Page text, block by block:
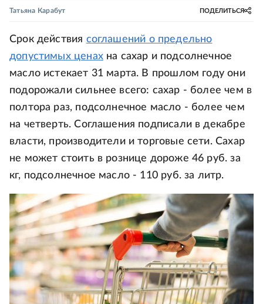
Татьяна Карабут ПОДЕЛИТЬСЯ
Срок действия соглашений о предельно
допустимых ценахна сахар и подсолнечное
масло истекает 31 марта. В прошлом году они
подорожали сильнее всего: сахар - более чем в
полтора раз, подсолнечное масло - более чем
на четверть. Соглашения подписали в декабре
власти, производители и торговые сети. Сахар
не может стоить в рознице дороже 46 руб. за
кг, подсолнечное масло - 110 руб. за литр.